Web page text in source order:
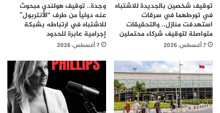
توقيف شخصين بالجديدة للاشتباه
في تورطهما في سرقات
استهدفت منازل.. والتحقيقات
متواصلة لتوقيف شركاء محتملين
7 أغسطس، 2026
وجدة.. توقيف هولندي مبحوث
عنه دولياً من طرف “الأنتربول”
للاشتباه في ارتباطه بشبكة
إجرامية عابرة للحدود
7 أغسطس، 2026